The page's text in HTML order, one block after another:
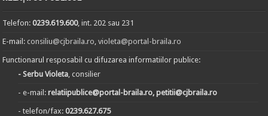
Telefon:0239.619.600, int. 202 sau 231
E-mail:consiliu@cjbraila.ro,violeta@portal-braila.ro
Functionarul resposabil cu difuzarea informatiilor publice:
- Serbu Violeta, consilier
- e-mail:relatiipublice@portal-braila.ro, petitii@cjbraila.ro
- telefon/fax:0239.627.675